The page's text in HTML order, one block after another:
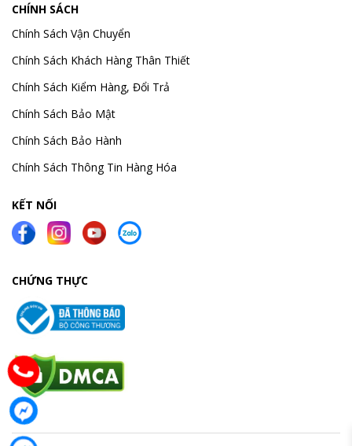
CHÍNH SÁCH
Chính Sách Vận Chuyển
Chính Sách Khách Hàng Thân Thiết
Chính Sách Kiểm Hàng, Đổi Trả
Chính Sách Bảo Mật
Chính Sách Bảo Hành
Chính Sách Thông Tin Hàng Hóa
KẾT NỐI
CHỨNG THỰC